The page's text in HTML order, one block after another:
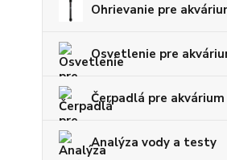
Ohrievanie pre
Osvetlenie pre
Čerpadlá pre akvárium
Analýza vody a testy